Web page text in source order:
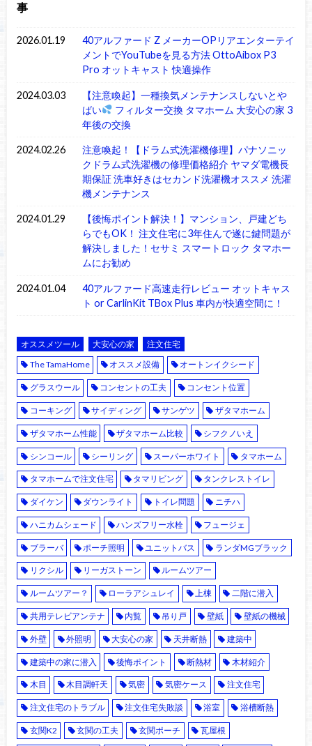
事
2026.01.19
40アルファード Z メーカーOPリアエンターテイ
メントでYouTubeを見る方法 OttoAibox P3
Pro オットキャスト 快適操作
2024.03.03
【注意喚起】一種換気メンテナンスしないとや
ばい
フィルター交換 タマホーム 大安心の家 3
年後の交換
2024.02.26
注意喚起！【ドラム式洗濯機修理】パナソニッ
クドラム式洗濯機の修理価格紹介 ヤマダ電機長
期保証 洗車好きはセカンド洗濯機オススメ 洗濯
機メンテナンス
2024.01.29
【後悔ポイント解決！】マンション、戸建どち
らでもOK！ 注文住宅に3年住んで遂に鍵問題が
解決しました！セサミ スマートロック タマホー
ムにお勧め
2024.01.04
40アルファード高速走行レビュー オットキャス
ト or CarlinKit TBox Plus 車内が快適空間に！
オススメツール 大安心の家
注文住宅
The TamaHome
オススメ設備 オートンイクシード
グラスウール コンセントの工夫 コンセント位置
コーキング サイディング サンゲツ ザタマホーム
ザタマホーム性能 ザタマホーム比較 シフクノいえ
シンコール シーリング スーパーホワイト タマホーム
タマホームで注文住宅 タマリビング タンクレストイレ
ダイケン ダウンライト トイレ問題 ニチハ
ハニカムシェード ハンズフリー水栓 フュージェ
ブラーバ ポーチ照明 ユニットバス ランダMGブラック
リクシル リーガストーン ルームツアー
ルームツアー？ ローラアシュレイ 上棟 二階に潜入
共用テレビアンテナ 内覧 吊り戸 壁紙 壁紙の機械
外壁 外照明 大安心の家 天井断熱 建築中
建築中の家に潜入 後悔ポイント 断熱材 木材紹介
木目 木目調軒天 気密 気密ケース 注文住宅
注文住宅のトラブル 注文住宅失敗談 浴室 浴槽断熱
玄関K2 玄関の工夫 玄関ポーチ 瓦屋根